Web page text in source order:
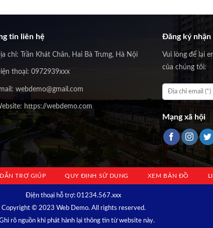
tin liên hệ
chỉ: Trần Khát Chân, Hai Bà Trưng, Hà Nội
thoại: 0972939xxx
webdemo@gmail.com
https://webdemo.com
Đăng ký
Vui lòng để lại
của chúng tôi:
Mạng xã hội
TRỢ GIÚP QUY ĐỊNH SỬ DỤNG XEM BẢN ĐỒ
Địện thoại hỗ trợ: 01234.567.xxx
Copyright © 2023 Web Demo. All rights reserved.
rõ nguồn khi phát hành lại thông tin từ website này.